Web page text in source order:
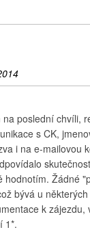
poslední chvíli,
s CK,
i na e-mailovou
hodnotím. Žádné
bývá u
k zájezdu,
1*.